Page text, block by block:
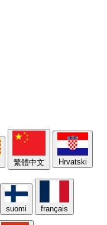
繁體中文 Hrvatski
suomi français